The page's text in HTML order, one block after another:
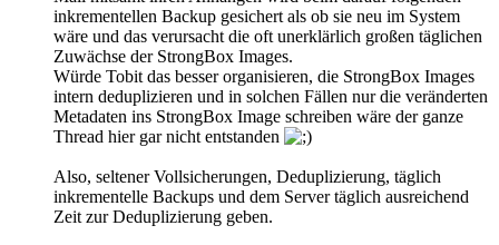
inkrementellen Backup gesichert als ob sie neu im System
wäre und das verursacht die oft unerklärlich großen täglichen
Zuwächse der StrongBox Images.
Würde Tobit das besser organisieren, die StrongBox Images
intern deduplizieren und in solchen Fällen nur die veränderten
Metadaten ins StrongBox Image schreiben wäre der ganze
Thread hier gar nicht entstanden
Also, seltener Vollsicherungen, Deduplizierung, täglich
inkrementelle Backups und dem Server täglich ausreichend
Zeit zur Deduplizierung geben.